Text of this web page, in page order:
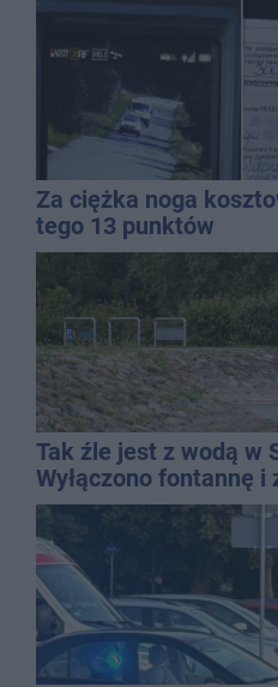
Za ciężka noga
tego 13 punktów
Tak źle jest z wodą w
Wyłączono fontannę i
dolewkę